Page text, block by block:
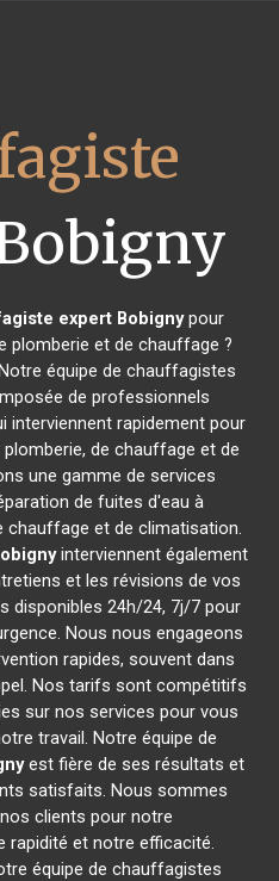
expert Bobignypour
plomberie et de chauffage ?
équipe de chauffagistes
de professionnels
interviennent rapidement pour
de chauffage et de
une gamme de services
de fuites d'eau à
chauffage et de climatisation.
interviennent également
et les révisions de vos
disponibles 24h/24, 7j/7 pour
Nous nous engageons
rapides, souvent dans
Nos tarifs sont compétitifs
sur nos services pour vous
travail. Notre équipe de
est fière de ses résultats et
satisfaits. Nous sommes
clients pour notre
rapidité et notre efficacité.
équipe de chauffagistes